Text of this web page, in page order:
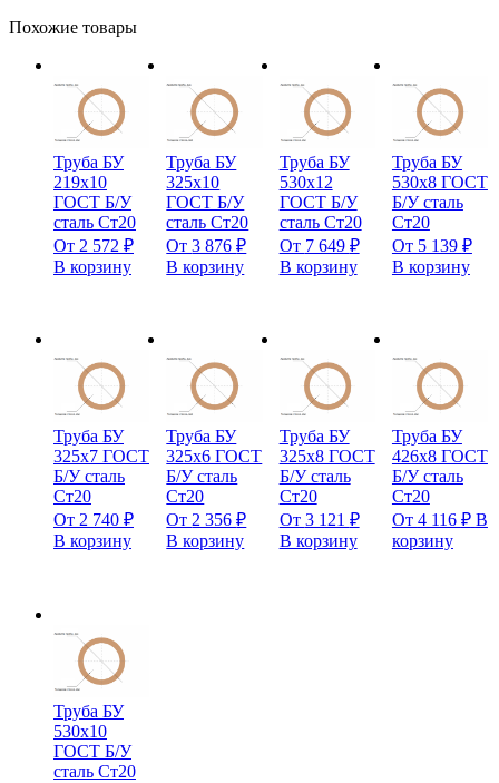
Похожие товары
Труба БУ
219х10
ГОСТ Б/У
сталь Ст20
От 2 572 ₽
В корзину
Труба БУ
325х10
ГОСТ Б/У
сталь Ст20
От3 876₽
В корзину
Труба БУ
530х12
ГОСТ Б/У
сталь Ст20
От 7 649 ₽
В корзину
Труба БУ
530х8 ГОСТ
Б/У сталь
Ст20
От 5 139 ₽
В корзину
Труба БУ
325х7 ГОСТ
Б/У сталь
Ст20
От 2 740 ₽
В корзину
Труба БУ
325х6 ГОСТ
Б/У сталь
Ст20
От 2 356₽
В корзину
Труба БУ
325х8 ГОСТ
Б/У сталь
Ст20
От 3 121 ₽
В корзину
Труба БУ
426х8 ГОСТ
Б/У сталь
Ст20
От 4 116 ₽ В
корзину
Труба БУ
530х10
ГОСТ Б/У
сталь Ст20